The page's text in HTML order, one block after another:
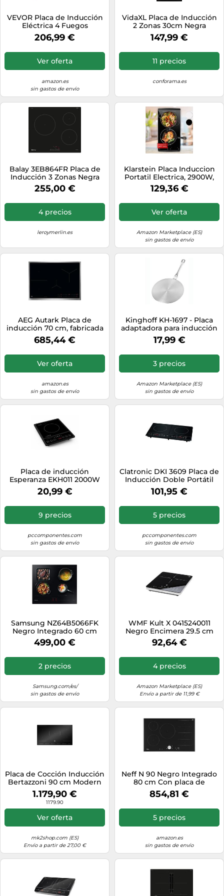
VEVOR Placa de Inducción
Eléctrica 4 Fuegos
Vitrocerámica 6800 W
Placa de Inducción
Control Táctil 9 Niveles de
Calor Apagado Automático
Inoxidable
206,99 €
Ver oferta
amazon.es
sin gastos de envío
VidaXL Placa de Inducción
2 Zonas 30cm Negra
147,99 €
11 precios
conforama.es
Balay 3EB864FR Placa de
Inducción 3 Zonas Negra
255,00 €
4 precios
leroymerlin.es
Klarstein Placa Induccion
Portatil Electrica, 2900W,
Vitroceramica Portatil 2
Fuegos, Cocina Electrica
Cocina, Vitro Control Táctil,
Placas Induccion, Placa
Vitroceramica Camping
129,36 €
Ver oferta
Amazon Marketplace (ES)
sin gastos de envío
AEG Autark Placa de
inducción 70 cm, fabricada
en Alemania, 4 zonas
flexibles con puente,
función de alimentación,
marco superplano,
compatible con
685,44 €
Ver oferta
amazon.es
sin gastos de envío
Kinghoff KH-1697 - Placa
adaptadora para inducción
(14,5 cm de diámetro)
17,99 €
3 precios
Amazon Marketplace (ES)
sin gastos de envío
Placa de inducción
Esperanza EKH011 2000W
táctil encimera negra
20,99 €
9 precios
pccomponentes.com
sin gastos de envío
Clatronic DKI 3609 Placa de
Inducción Doble Portátil
3500W
101,95 €
5 precios
pccomponentes.com
sin gastos de envío
Samsung NZ64B5066FK
Negro Integrado 60 cm
Con placa de inducción 4
zona(s)
499,00 €
2 precios
Samsung.com/es/
sin gastos de envío
WMF Kult X 0415240011
Negro Encimera 29.5 cm
Con placa de inducción 1
zona(s)
92,64 €
4 precios
Amazon Marketplace (ES)
Envío a partir de 11,99 €
Placa de Cocción Inducción
Bertazzoni 90 cm Modern
P905I2M30NVS Negro
1.179,90 €
1179.90
Ver oferta
mk2shop.com (ES)
Envío a partir de 27,00 €
Neff N 90 Negro Integrado
80 cm Con placa de
inducción 5 zona(s)
854,81 €
5 precios
amazon.es
sin gastos de envío